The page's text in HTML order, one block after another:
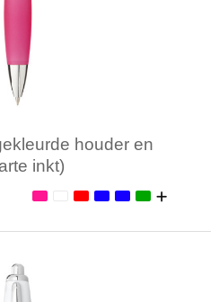
houder en
inkt)
1